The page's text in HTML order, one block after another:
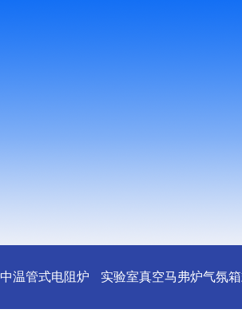
中温管式电阻炉 实验室真空马弗炉气氛